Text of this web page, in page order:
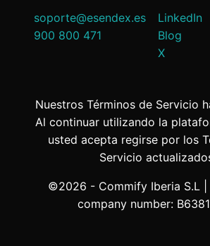
soporte@esendex.es
900 800 471
LinkedIn
Blog
X
Nuestros Términos de Servicio
Al continuar utilizando la
usted acepta regirse por los
Servicio
©2026 - Commify Iberia S.L |
company number: